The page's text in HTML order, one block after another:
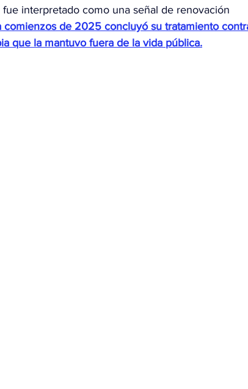
interpretado como una señal de renovación
comienzos de 2025 concluyó su tratamiento
que la mantuvo fuera de la vida pública.